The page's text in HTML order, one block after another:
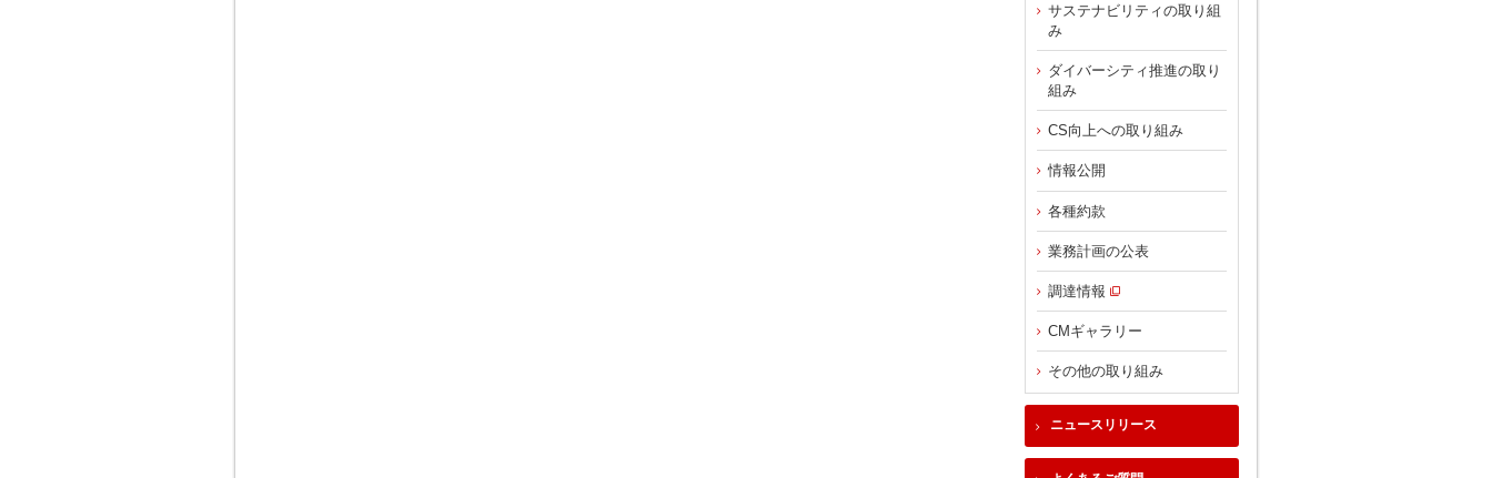
サステナビリティの取り組
み
ダイバーシティ推進の取り
組み
CS向上への取り組み
情報公開
各種約款
業務計画の公表
調達情報
CMギャラリー
その他の取り組み
ニュースリリース